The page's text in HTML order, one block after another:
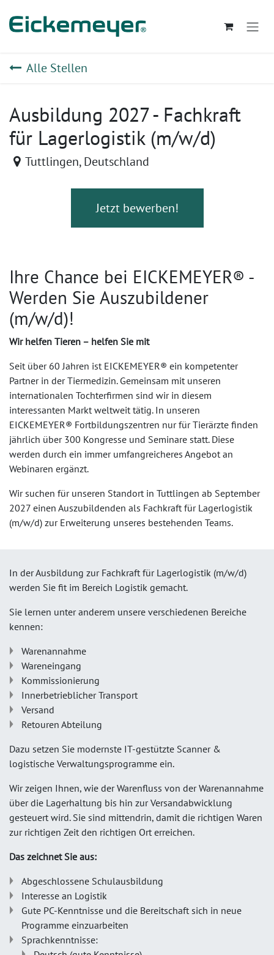
Alle Stellen
Ausbildung 2027 - Fachkraft
für Lagerlogistik (m/w/d)
Tuttlingen,Deutschland
Jetzt bewerben!
Ihre Chance bei EICKEMEYER® -
Werden Sie Auszubildener
(m/w/d)!
Wir helfen Tieren – helfen Sie mit
Seit über 60 Jahren ist EICKEMEYER® ein kompetenter
Partner in der Tiermedizin. Gemeinsam mit unseren
internationalen Tochterfirmen sind wir in diesem
interessanten Markt weltweit tätig. In unseren
EICKEMEYER® Fortbildungszentren nur für Tierärzte finden
jährlich über 300 Kongresse und Seminare statt. Diese
werden durch ein immer umfangreicheres Angebot an
Webinaren ergänzt.
Wir suchen für unseren Standort in Tuttlingen ab September
2027 einen Auszubildenden als Fachkraft für Lagerlogistik
(m/w/d) zur Erweiterung unseres bestehenden Teams.
In der Ausbildung zur Fachkraft für Lagerlogistik (m/w/d)
werden Sie fit im Bereich Logistik gemacht.
Sie lernen unter anderem unsere verschiedenen Bereiche
kennen:
Warenannahme
Wareneingang
Kommissionierung
Innerbetrieblicher Transport
Versand
Retouren Abteilung
Dazu setzen Sie modernste IT-gestützte Scanner &
logistische Verwaltungsprogramme ein.
Wir zeigen Ihnen, wie der Warenfluss von der Warenannahme
über die Lagerhaltung bis hin zur Versandabwicklung
gesteuert wird. Sie sind mittendrin, damit die richtigen Waren
zur richtigen Zeit den richtigen Ort erreichen.
Das zeichnet Sie aus:
Abgeschlossene Schulausbildung
Interesse an Logistik
Gute PC-Kenntnisse und die Bereitschaft sich in neue
Programme einzuarbeiten
Sprachkenntnisse: